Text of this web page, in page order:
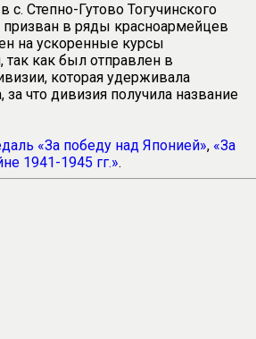
с. Степно-Гутово Тогучинского
призван в ряды красноармейцев
на ускоренные курсы
так как был отправлен в
которая удерживала
что дивизия получила название
«За победу над Японией», «За
1941-1945 гг.».